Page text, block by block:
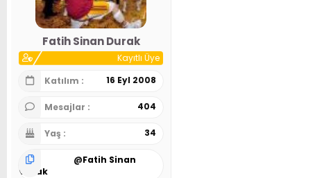
Fatih Sinan Durak
Kayıtlı Üye
Katılım
16 Eyl 2008
Mesajlar 404
Yaş 34
@Fatih Sinan
Durak